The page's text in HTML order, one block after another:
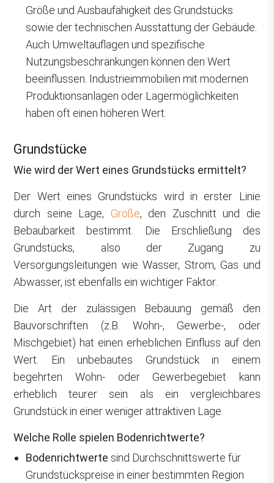
Größe und Ausbaufähigkeit des Grundstücks
sowie der technischen Ausstattung der Gebäude.
Auch Umweltauflagen und spezifische
Nutzungsbeschränkungen können den Wert
beeinflussen. Industrieimmobilien mit modernen
Produktionsanlagen oder Lagermöglichkeiten
haben oft einen höheren Wert.
Grundstücke
Wie wird der Wert eines Grundstücks ermittelt?
Der Wert eines Grundstücks wird in erster Linie
durch seine Lage, Größe, den Zuschnitt und die
Bebaubarkeit bestimmt. Die Erschließung des
Grundstücks, also der Zugang zu
Versorgungsleitungen wie Wasser, Strom, Gas und
Abwasser, ist ebenfalls ein wichtiger Faktor.
Die Art der zulässigen Bebauung gemäß den
Bauvorschriften (z.B. Wohn-, Gewerbe-, oder
Mischgebiet) hat einen erheblichen Einfluss auf den
Wert. Ein unbebautes Grundstück in einem
begehrten Wohn- oder Gewerbegebiet kann
erheblich teurer sein als ein vergleichbares
Grundstück in einer weniger attraktiven Lage.
Welche Rolle spielen Bodenrichtwerte?
Bodenrichtwerte sind Durchschnittswerte für
Grundstückspreise in einer bestimmten Region